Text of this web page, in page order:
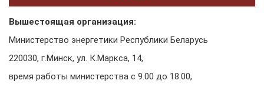
Вышестоящая организация:
Министерство энергетики Республики Беларусь
220030, г.Минск, ул. К.Маркса, 14,
время работы министерства с 9.00 до 18.00,